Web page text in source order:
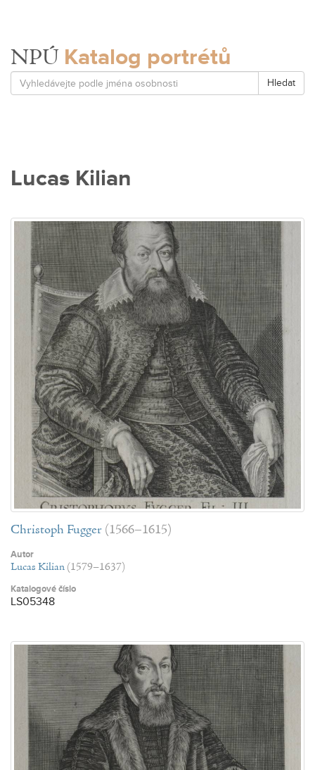
NPÚ Katalog portrétů
Hledat
Lucas Kilian
Christoph Fugger (1566–1615)
Autor
Lucas Kilian (1579–1637)
Katalogové číslo
LS05348